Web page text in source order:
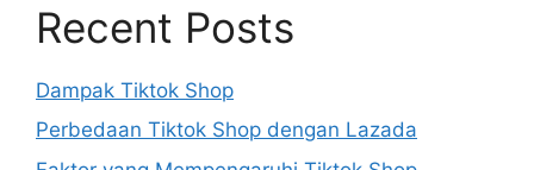
Recent Posts
Dampak Tiktok Shop
Perbedaan Tiktok Shop dengan Lazada